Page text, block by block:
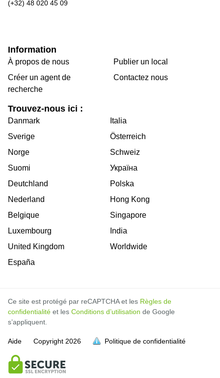
(+32) 48 020 45 09
Information
À propos de nous
Créer un agent de
recherche
Publier un local
Contactez nous
Trouvez-nous ici :
Danmark
Sverige
Norge
Suomi
Deutchland
Nederland
Belgique
Luxembourg
United Kingdom
España
Italia
Österreich
Schweiz
Україна
Polska
Hong Kong
Singapore
India
Worldwide
Ce site est protégé par reCAPTCHA et les Règles de
confidentialité et les Conditions d’utilisation de Google
s’appliquent.
Aide Copyright 2026 Politique de confidentialité